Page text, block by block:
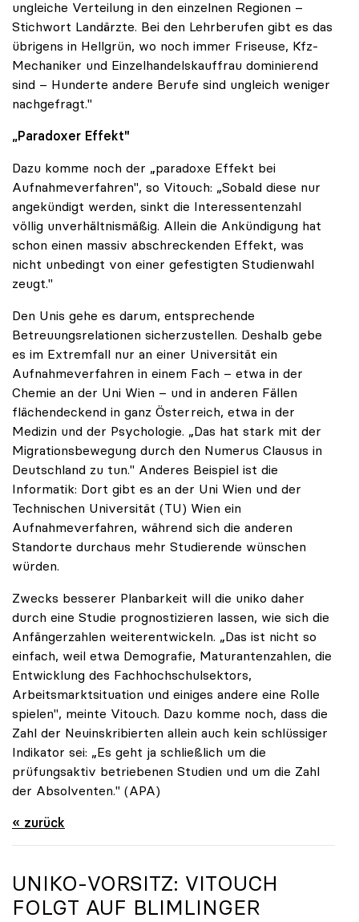
ungleiche Verteilung in den einzelnen Regionen –
Stichwort Landärzte. Bei den Lehrberufen gibt es das
übrigens in Hellgrün, wo noch immer Friseuse, Kfz-
Mechaniker und Einzelhandelskauffrau dominierend
sind – Hunderte andere Berufe sind ungleich weniger
nachgefragt."
„Paradoxer Effekt"
Dazu komme noch der „paradoxe Effekt bei
Aufnahmeverfahren", so Vitouch: „Sobald diese nur
angekündigt werden, sinkt die Interessentenzahl
völlig unverhältnismäßig. Allein die Ankündigung hat
schon einen massiv abschreckenden Effekt, was
nicht unbedingt von einer gefestigten Studienwahl
zeugt."
Den Unis gehe es darum, entsprechende
Betreuungsrelationen sicherzustellen. Deshalb gebe
es im Extremfall nur an einer Universität ein
Aufnahmeverfahren in einem Fach – etwa in der
Chemie an der Uni Wien – und in anderen Fällen
flächendeckend in ganz Österreich, etwa in der
Medizin und der Psychologie. „Das hat stark mit der
Migrationsbewegung durch den Numerus Clausus in
Deutschland zu tun." Anderes Beispiel ist die
Informatik: Dort gibt es an der Uni Wien und der
Technischen Universität (TU) Wien ein
Aufnahmeverfahren, während sich die anderen
Standorte durchaus mehr Studierende wünschen
würden.
Zwecks besserer Planbarkeit will die uniko daher
durch eine Studie prognostizieren lassen, wie sich die
Anfängerzahlen weiterentwickeln. „Das ist nicht so
einfach, weil etwa Demografie, Maturantenzahlen, die
Entwicklung des Fachhochschulsektors,
Arbeitsmarktsituation und einiges andere eine Rolle
spielen", meinte Vitouch. Dazu komme noch, dass die
Zahl der Neuinskribierten allein auch kein schlüssiger
Indikator sei: „Es geht ja schließlich um die
prüfungsaktiv betriebenen Studien und um die Zahl
der Absolventen." (APA)
« zurück
UNIKO-VORSITZ: VITOUCH
FOLGT AUF BLIMLINGER